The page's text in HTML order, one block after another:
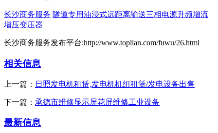
长沙商务服务 隧道专用油浸式远距离输送三相电源升频增流
增压变压器
长沙商务服务发布平台:http://www.toplian.com/fuwu/26.html
相关信息
上一篇： 日照发电机租赁,发电机机组租赁/发电设备出售
下一篇： 承德市维修显示屏花屏维修工业设备
最新信息